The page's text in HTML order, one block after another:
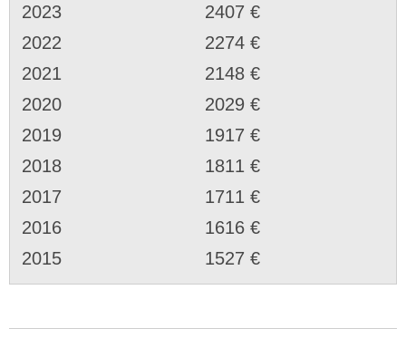
2023
2407 €
2022
2274 €
2021
2148 €
2020
2029 €
2019
1917 €
2018
1811 €
2017
1711 €
2016
1616 €
2015
1527 €